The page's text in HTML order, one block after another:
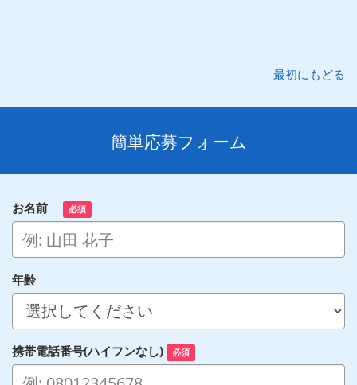
最初にもどる
簡単応募フォーム
お名前 必須
年齢
携帯電話番号(ハイフンなし) 必須